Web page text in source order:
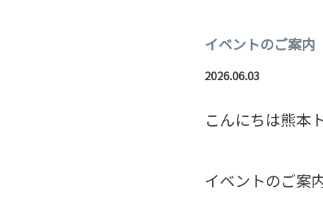
イベントのご案内
2026.06.03
こんにちは熊本
イベントのご案